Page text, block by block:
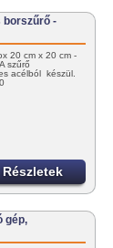
borszűrő -
20 cm x 20 cm -
szűrő
acélból készül.
Részletek
gép,